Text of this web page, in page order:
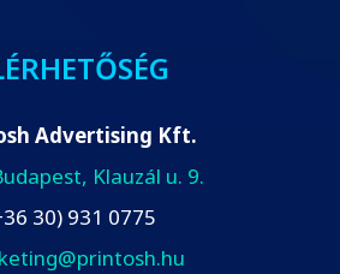
Advertising Kft.
Klauzál u. 9.
30) 931 0775